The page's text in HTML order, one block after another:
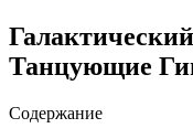
Танцующие
Содержание